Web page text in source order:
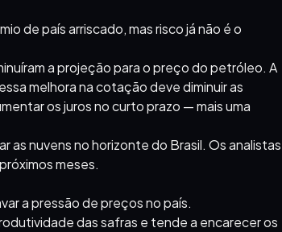
de país arriscado, mas risco já não é o
a projeção para o preço do petróleo. A
melhora na cotação deve diminuir as
os juros no curto prazo — mais uma
nuvens no horizonte do Brasil. Os analistas
meses.
a pressão de preços no país.
das safras e tende a encarecer os